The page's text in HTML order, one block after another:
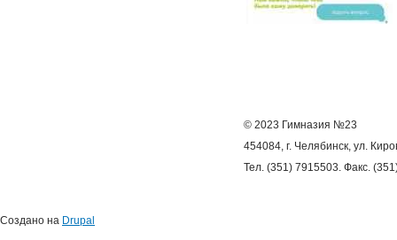
© 2023 Гимназия №23
454084, г. Челябинск, ул.
Тел. (351) 7915503. Факс.
Создано на Drupal